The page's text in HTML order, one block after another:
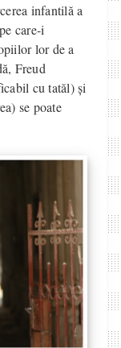
infantilă a
care-i
lor de a
Freud
cu tatăl) și
se poate